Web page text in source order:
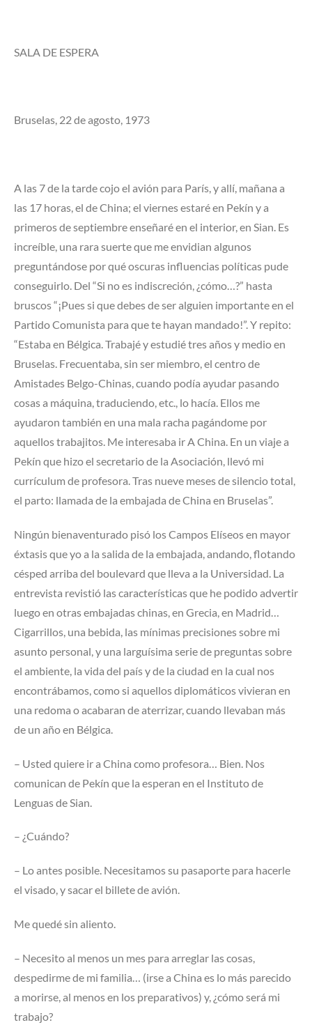
SALA DE ESPERA
Bruselas, 22 de agosto, 1973
A las 7 de la tarde cojo el avión para París, y allí, mañana a
las 17 horas, el de China; el viernes estaré en Pekín y a
primeros de septiembre enseñaré en el interior, en Sian. Es
increíble, una rara suerte que me envidian algunos
preguntándose por qué oscuras influencias políticas pude
conseguirlo. Del “Si no es indiscreción, ¿cómo…?” hasta
bruscos “¡Pues si que debes de ser alguien importante en el
Partido Comunista para que te hayan mandado!”. Y repito:
“Estaba en Bélgica. Trabajé y estudié tres años y medio en
Bruselas. Frecuentaba, sin ser miembro, el centro de
Amistades Belgo-Chinas, cuando podía ayudar pasando
cosas a máquina, traduciendo, etc., lo hacía. Ellos me
ayudaron también en una mala racha pagándome por
aquellos trabajitos. Me interesaba ir A China. En un viaje a
Pekín que hizo el secretario de la Asociación, llevó mi
currículum de profesora. Tras nueve meses de silencio total,
el parto: llamada de la embajada de China en Bruselas”.
Ningún bienaventurado pisó los Campos Elíseos en mayor
éxtasis que yo a la salida de la embajada, andando, flotando
césped arriba del boulevard que lleva a la Universidad. La
entrevista revistió las características que he podido advertir
luego en otras embajadas chinas, en Grecia, en Madrid…
Cigarrillos, una bebida, las mínimas precisiones sobre mi
asunto personal, y una larguísima serie de preguntas sobre
el ambiente, la vida del país y de la ciudad en la cual nos
encontrábamos, como si aquellos diplomáticos vivieran en
una redoma o acabaran de aterrizar, cuando llevaban más
de un año en Bélgica.
– Usted quiere ir a China como profesora… Bien. Nos
comunican de Pekín que la esperan en el Instituto de
Lenguas de Sian.
– ¿Cuándo?
– Lo antes posible. Necesitamos su pasaporte para hacerle
el visado, y sacar el billete de avión.
Me quedé sin aliento.
– Necesito al menos un mes para arreglar las cosas,
despedirme de mi familia… (irse a China es lo más parecido
a morirse, al menos en los preparativos) y, ¿cómo será mi
trabajo?